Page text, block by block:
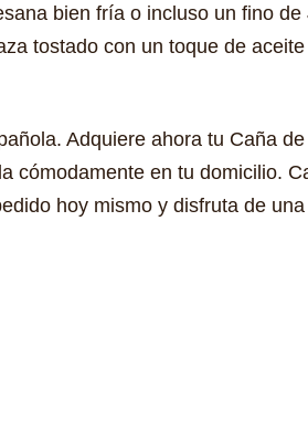
bien fría o incluso un fino
tostado con un toque de
Adquiere ahora tu Caña
cómodamente en tu domicilio.
hoy mismo y disfruta de